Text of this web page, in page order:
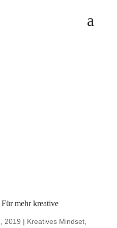
mehr kreative
2019 | Kreatives Mindset,